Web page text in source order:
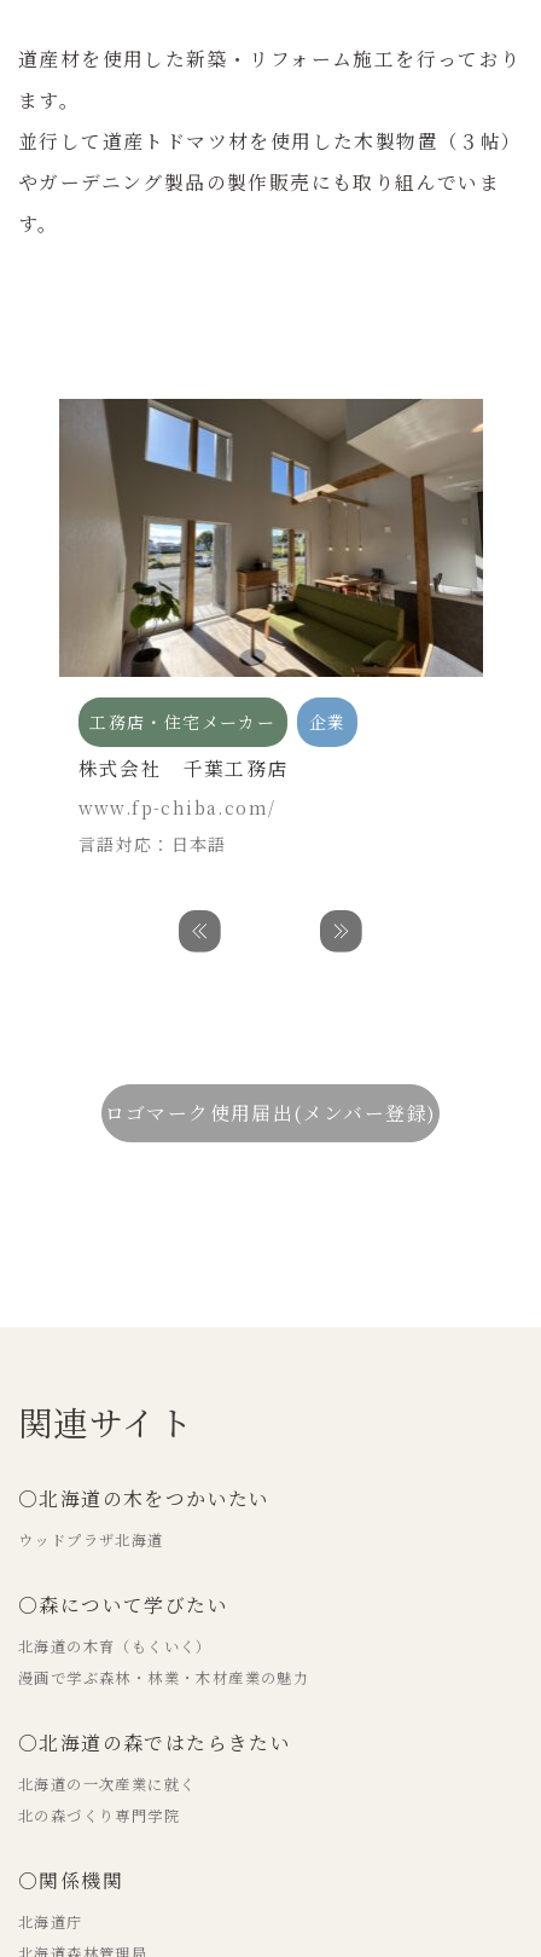
道産材を使用した新築・リフォーム施工を行っており
ます。
並行して道産トドマツ材を使用した木製物置（３帖）
やガーデニング製品の製作販売にも取り組んでいま
す。
工務店・住宅メーカー 企業
株式会社 千葉工務店
www.fp-chiba.com/
言語対応：日本語
ロゴマーク使用届出(メンバー登録)
関連サイト
○北海道の木をつかいたい
ウッドプラザ北海道
○森について学びたい
北海道の木育（もくいく）
漫画で学ぶ森林・林業・木材産業の魅力
○北海道の森ではたらきたい
北海道の一次産業に就く
北の森づくり専門学院
○関係機関
北海道庁